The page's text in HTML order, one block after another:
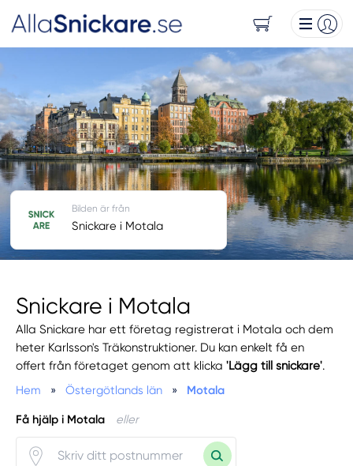
Snickare i Motala
Alla Snickare har ett företag registrerat i Motala och dem
heter Karlsson's Träkonstruktioner. Du kan enkelt få en
offert från företaget genom att klicka'Lägg till snickare'.
Hem
» Östergötlands län » Motala
Få hjälp i Motala eller
Bilden är från
Snickare i Motala